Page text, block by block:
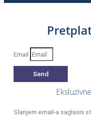
Email
Send
Slanjem email-a saglasni